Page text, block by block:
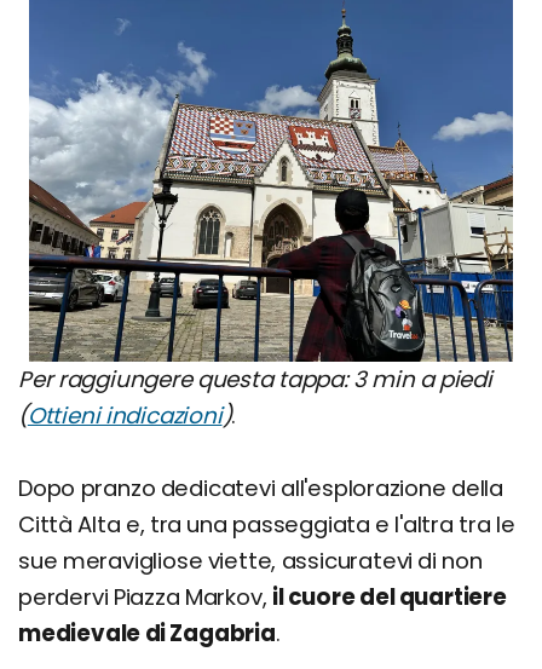
Per raggiungere questa tappa: 3 min a piedi
(Ottieni indicazioni).
Dopo pranzo dedicatevi all'esplorazione della
Città Alta e, tra una passeggiata e l'altra tra le
sue meravigliose viette, assicuratevi di non
perdervi Piazza Markov, il cuore del quartiere
medievale di Zagabria.